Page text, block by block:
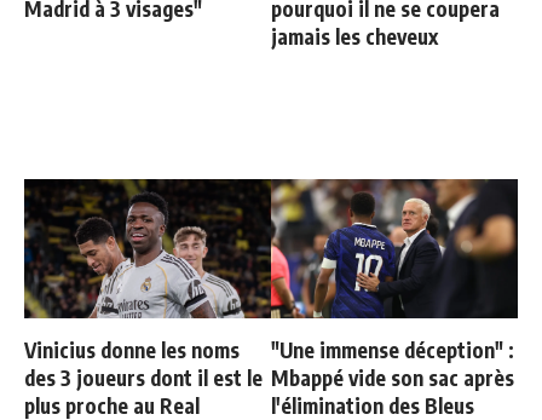
Madrid à 3 visages"
pourquoi il ne se coupera
jamais les cheveux
Vinicius donne les noms
des 3 joueurs dont il est le
plus proche au Real
"Une immense déception" :
Mbappé vide son sac après
l'élimination des Bleus